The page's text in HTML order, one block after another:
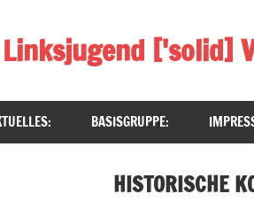
Linksjugend ['solid]
//
Basisdemokratisch
//
BASISGRUPPE:
HISTORISCHE